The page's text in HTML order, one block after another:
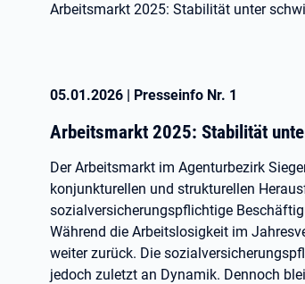
Arbeitsmarkt 2025: Stabilität unter
05.01.2026 | Presseinfo Nr. 1
Arbeitsmarkt 2025: Stabilität
Der Arbeitsmarkt im Agenturbezirk
konjunkturellen und strukturellen
sozialversicherungspflichtige
Während die Arbeitslosigkeit im
weiter zurück. Die
jedoch zuletzt an Dynamik. Dennoch